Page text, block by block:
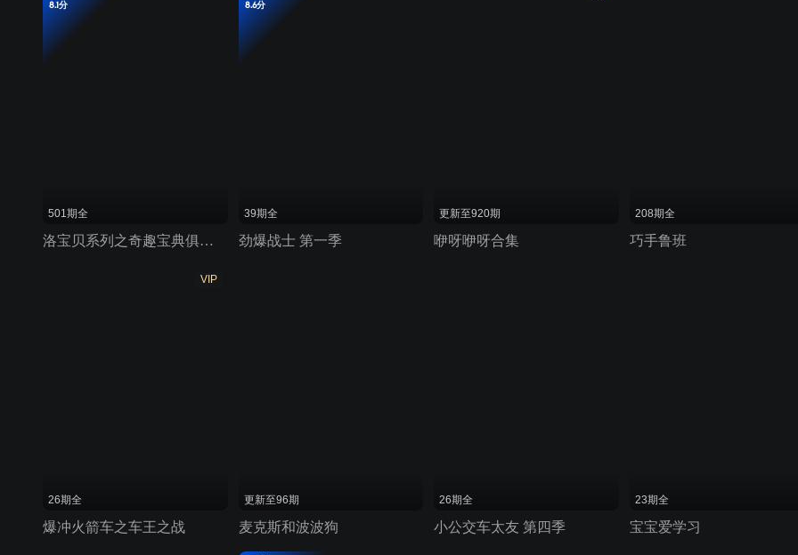
8.1分
501期全
洛宝贝系列之奇趣宝典俱乐部
8.6分
39期全
劲爆战士 第一季
更新至920期
咿呀咿呀合集
208期全
巧手鲁班
VIP
26期全
爆冲火箭车之车王之战
更新至96期
麦克斯和波波狗
26期全
小公交车太友 第四季
23期全
宝宝爱学习